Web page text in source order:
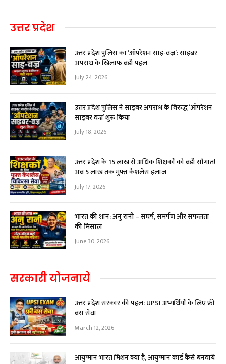
उत्तर प्रदेश
उत्तर प्रदेश पुलिस का ‘ऑपरेशन साइ-वज्र’: साइबर
अपराध के खिलाफ बड़ी पहल
July 24, 2026
उत्तर प्रदेश पुलिस ने साइबर अपराध के विरुद्ध ‘ऑपरेशन
साइबर वज्र’ शुरू किया
July 18, 2026
उत्तर प्रदेश के 15 लाख से अधिक शिक्षकों को बड़ी सौगात!
अब ₹5 लाख तक मुफ्त कैशलेस इलाज
July 17, 2026
भारत की शान: अनु रानी – संघर्ष, समर्पण और सफलता
की मिसाल
June 30, 2026
सरकारी योजनाये
उत्तर प्रदेश सरकार की पहल: UPSI अभ्यर्थियों के लिए फ्री
बस सेवा
March 12, 2026
आयुष्मान भारत मिशन क्या है, आयुष्मान कार्ड कैसे बनवाये